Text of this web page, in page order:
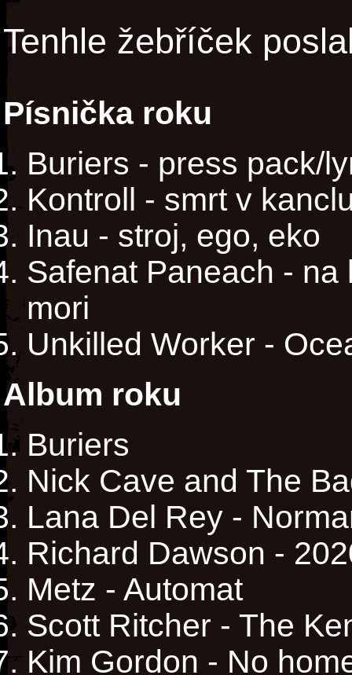
Tenhle žebříček
Písnička roku
Buriers - press pack/
Kontroll - smrt v
Inau - stroj, ego, eko
Safenat Paneach -
mori
Unkilled Worker -
Album roku
Buriers
Nick Cave and The
Lana Del Rey -
Richard Dawson -
Metz - Automat
Scott Ritcher - The
Kim Gordon - No